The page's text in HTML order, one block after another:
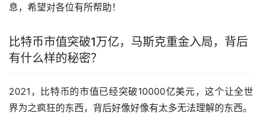
息，希望对各位有所帮助！
比特币市值突破1万亿，马斯克重金入局，背后
有什么样的秘密？
2021，比特币的市值已经突破10000亿美元，这个让全世
界为之疯狂的东西，背后好像好像有太多无法理解的东西。